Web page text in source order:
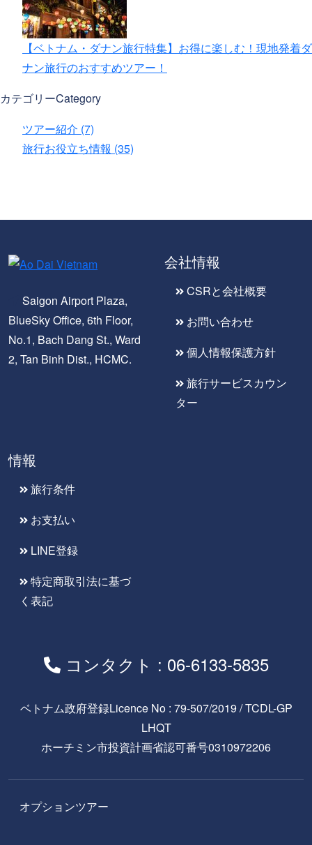
【ベトナム・ダナン旅行特集】お得に楽しむ！現地発着ダ
ナン旅行のおすすめツアー！
カテゴリーCategory
ツアー紹介 (7)
旅行お役立ち情報 (35)
Saigon Airport Plaza,
BlueSky Office, 6th Floor,
No.1, Bach Dang St., Ward
2, Tan Binh Dist., HCMC.
会社情報
CSRと会社概要
お問い合わせ
個人情報保護方針
旅行サービスカウン
ター
情報
旅行条件
お支払い
LINE登録
特定商取引法に基づ
く表記
コンタクト : 06-6133-5835
ベトナム政府登録Licence No : 79-507/2019 / TCDL-GP
LHQT
ホーチミン市投資計画省認可番号0310972206
オプションツアー